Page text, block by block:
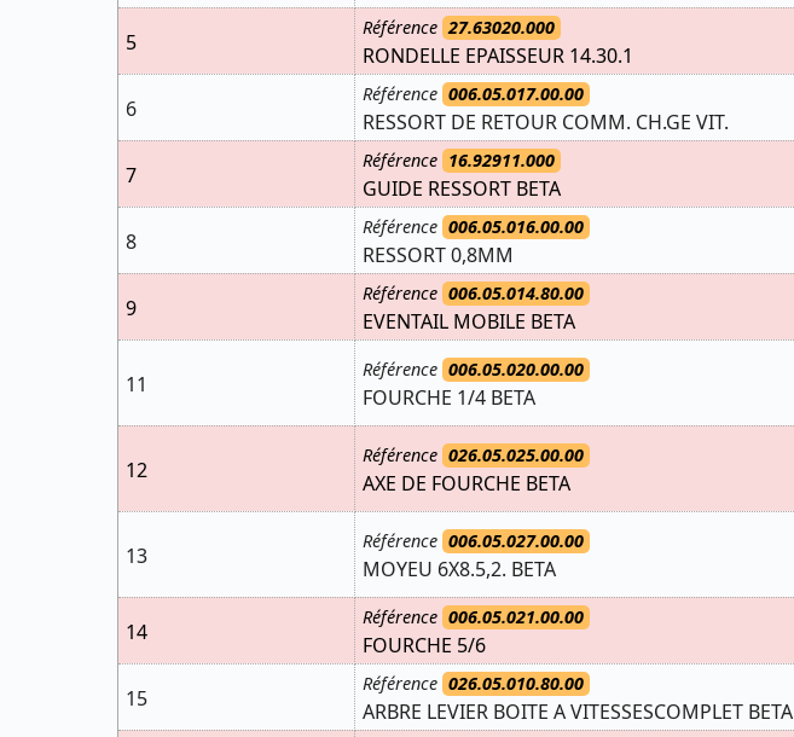
5
Référence 27.63020.000
RONDELLE EPAISSEUR 14.30.1
6
Référence 006.05.017.00.00
RESSORT DE RETOUR COMM. CH.GE VIT.
7
Référence 16.92911.000
GUIDE RESSORT BETA
8
Référence 006.05.016.00.00
RESSORT 0,8MM
9
Référence 006.05.014.80.00
EVENTAIL MOBILE BETA
11
Référence 006.05.020.00.00
FOURCHE 1/4 BETA
12
Référence 026.05.025.00.00
AXE DE FOURCHE BETA
13
Référence 006.05.027.00.00
MOYEU 6X8.5,2. BETA
14
Référence 006.05.021.00.00
FOURCHE 5/6
15
Référence 026.05.010.80.00
ARBRE LEVIER BOITE A VITESSESCOMPLET BETA